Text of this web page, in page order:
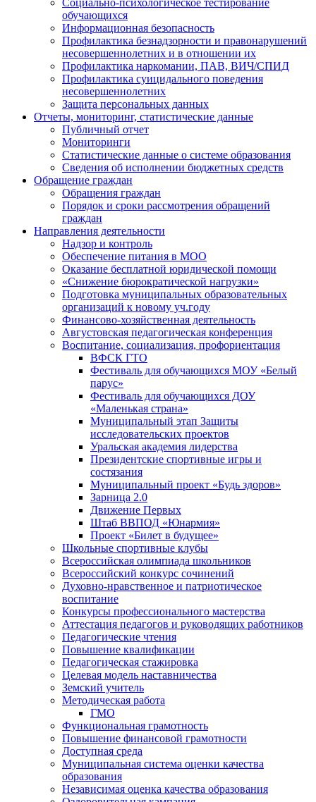
Социально-психологическое тестирование
обучающихся
Информационная безопасность
Профилактика безнадзорности и правонарушений
несовершеннолетних и в отношении их
Профилактика наркомании, ПАВ, ВИЧ/СПИД
Профилактика суицидального поведения
несовершеннолетних
Защита персональных данных
Отчеты, мониторинг, статистические данные
Публичный отчет
Мониторинги
Статистические данные о системе образования
Сведения об исполнении бюджетных средств
Обращение граждан
Обращения граждан
Порядок и сроки рассмотрения обращений
граждан
Направления деятельности
Надзор и контроль
Обеспечение питания в МОО
Оказание бесплатной юридической помощи
«Снижение бюрократической нагрузки»
Подготовка муниципальных образовательных
организаций к новому уч.году
Финансово-хозяйственная деятельность
Августовская педагогическая конференция
Воспитание, социализация, профориентация
ВФСК ГТО
Фестиваль для обучающихся МОУ «Белый
парус»
Фестиваль для обучающихся ДОУ
«Маленькая страна»
Муниципальный этап Защиты
исследовательских проектов
Уральская академия лидерства
Президентские спортивные игры и
состязания
Муниципальный проект «Будь здоров»
Зарница 2.0
Движение Первых
Штаб ВВПОД «Юнармия»
Проект «Билет в будущее»
Школьные спортивные клубы
Всероссийская олимпиада школьников
Всероссийский конкурс сочинений
Духовно-нравственное и патриотическое
воспитание
Конкурсы профессионального мастерства
Аттестация педагогов и руководящих работников
Педагогические чтения
Повышение квалификации
Педагогическая стажировка
Целевая модель наставничества
Земский учитель
Методическая работа
ГМО
Функциональная грамотность
Повышение финансовой грамотности
Доступная среда
Муниципальная система оценки качества
образования
Независимая оценка качества образования